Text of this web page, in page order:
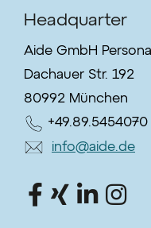
Headquarter
Aide GmbH
Dachauer Str. 192
80992 München
+49.89.5454070
info@aide.de